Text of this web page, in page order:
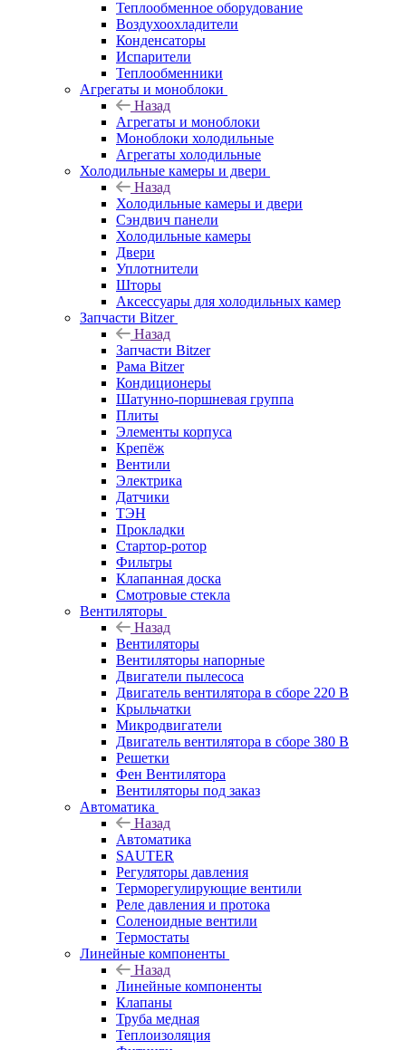
Теплообменное оборудование
Воздухоохладители
Конденсаторы
Испарители
Теплообменники
Агрегаты и моноблоки
Назад
Агрегаты и моноблоки
Моноблоки холодильные
Агрегаты холодильные
Холодильные камеры и двери
Назад
Холодильные камеры и двери
Сэндвич панели
Холодильные камеры
Двери
Уплотнители
Шторы
Аксессуары для холодильных камер
Запчасти Bitzer
Назад
Запчасти Bitzer
Рама Bitzer
Кондиционеры
Шатунно-поршневая группа
Плиты
Элементы корпуса
Крепёж
Вентили
Электрика
Датчики
ТЭН
Прокладки
Стартор-ротор
Фильтры
Клапанная доска
Смотровые стекла
Вентиляторы
Назад
Вентиляторы
Вентиляторы напорные
Двигатели пылесоса
Двигатель вентилятора в сборе 220 В
Крыльчатки
Микродвигатели
Двигатель вентилятора в сборе 380 В
Решетки
Фен Вентилятора
Вентиляторы под заказ
Автоматика
Назад
Автоматика
SAUTER
Регуляторы давления
Терморегулирующие вентили
Реле давления и протока
Соленоидные вентили
Термостаты
Линейные компоненты
Назад
Линейные компоненты
Клапаны
Труба медная
Теплоизоляция